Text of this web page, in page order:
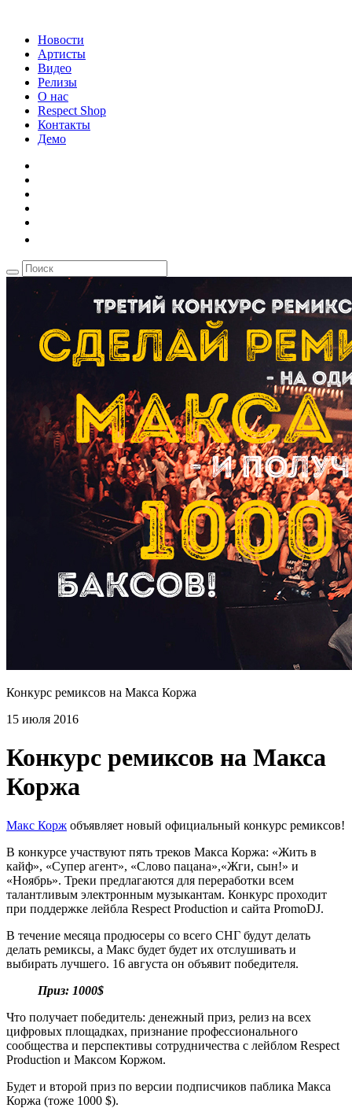
Новости
Артисты
Видео
Релизы
О нас
Respect Shop
Контакты
Демо
Конкурс ремиксов на Макса Коржа
15 июля 2016
Конкурс ремиксов на Макса
Коржа
Макс Корж объявляет новый официальный конкурс ремиксов!
В конкурсе участвуют пять треков Макса Коржа: «Жить в
кайф», «Супер агент», «Слово пацана»,«Жги, сын!» и
«Ноябрь». Треки предлагаются для переработки всем
талантливым электронным музыкантам. Конкурс проходит
при поддержке лейбла Respect Production и сайта PromoDJ.
В течение месяца продюсеры со всего СНГ будут делать
делать ремиксы, а Макс будет будет их отслушивать и
выбирать лучшего. 16 августа он объявит победителя.
Приз: 1000$
Что получает победитель: денежный приз, релиз на всех
цифровых площадках, признание профессионального
сообщества и перспективы сотрудничества с лейблом Respect
Production и Максом Коржом.
Будет и второй приз по версии подписчиков паблика Макса
Коржа (тоже 1000 $).